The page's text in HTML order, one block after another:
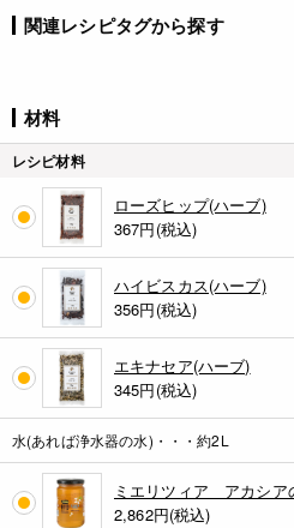
関連レシピタグから探す
材料
レシピ材料
ローズヒップ(ハーブ)
367円(税込)
ハイビスカス(ハーブ)
356円(税込)
エキナセア(ハーブ)
345円(税込)
水(あれば浄水器の水)・・・約2L
ミエリツィア アカシア
2,862円(税込)